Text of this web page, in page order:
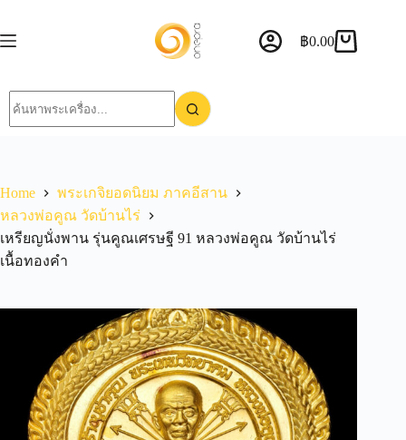
฿0.00
Home
พระเกจิยอดนิยม ภาคอีสาน
หลวงพ่อคูณ วัดบ้านไร่
เหรียญนั่งพาน รุ่นคูณเศรษฐี 91 หลวงพ่อคูณ วัดบ้านไร่
เนื้อทองคำ